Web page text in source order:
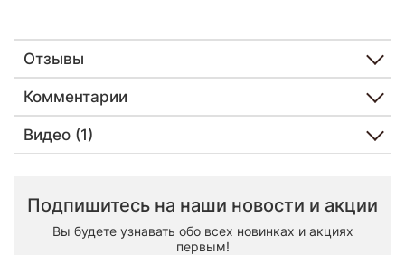
Отзывы
Комментарии
Видео (1)
Подпишитесь на наши новости и акции
Вы будете узнавать обо всех новинках и акциях
первым!